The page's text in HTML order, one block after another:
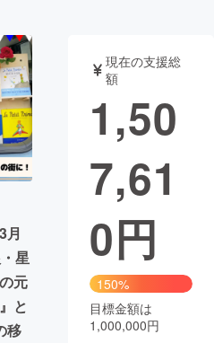
ェット
書籍・雑誌
チャレンジ
性化
CAMPFIRE Creation
税machi-ya コミュニティ
月
星
元
と
移
現在の支援総
額
1,50
7,61
0円
150%
目標金額は
1,000,000円